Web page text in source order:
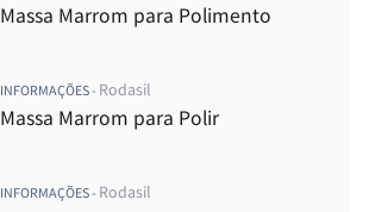
Massa Marrom para Polimento
INFORMAÇÕES - Rodasil
Massa Marrom para Polir
INFORMAÇÕES - Rodasil